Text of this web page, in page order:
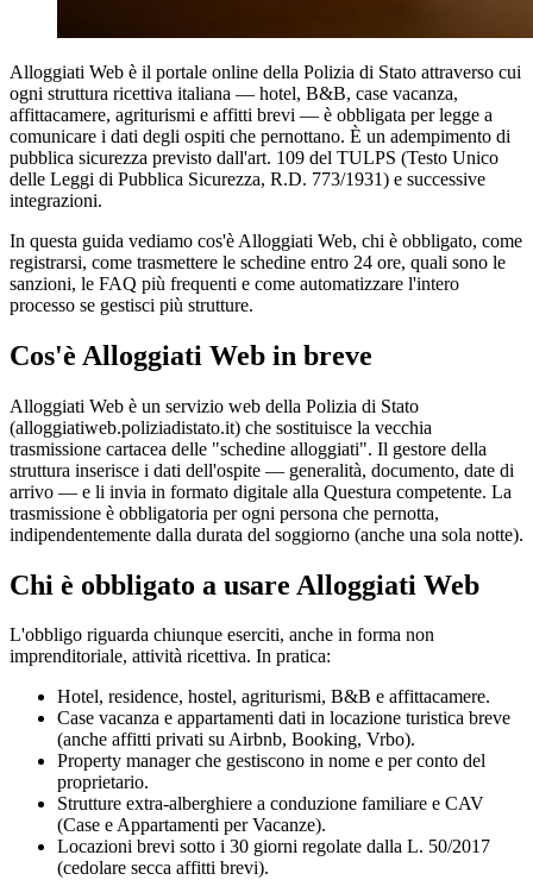
Alloggiati Web è il portale online della Polizia di Stato attraverso cui
ogni struttura ricettiva italiana — hotel, B&B, case vacanza,
affittacamere, agriturismi e affitti brevi — è obbligata per legge a
comunicare i dati degli ospiti che pernottano. È un adempimento di
pubblica sicurezza previsto dall'art. 109 del TULPS (Testo Unico
delle Leggi di Pubblica Sicurezza, R.D. 773/1931) e successive
integrazioni.
In questa guida vediamo cos'è Alloggiati Web, chi è obbligato, come
registrarsi, come trasmettere le schedine entro 24 ore, quali sono le
sanzioni, le FAQ più frequenti e come automatizzare l'intero
processo se gestisci più strutture.
Cos'è Alloggiati Web in breve
Alloggiati Web è un servizio web della Polizia di Stato
(alloggiatiweb.poliziadistato.it) che sostituisce la vecchia
trasmissione cartacea delle "schedine alloggiati". Il gestore della
struttura inserisce i dati dell'ospite — generalità, documento, date di
arrivo — e li invia in formato digitale alla Questura competente. La
trasmissione è obbligatoria per ogni persona che pernotta,
indipendentemente dalla durata del soggiorno (anche una sola notte).
Chi è obbligato a usare Alloggiati Web
L'obbligo riguarda chiunque eserciti, anche in forma non
imprenditoriale, attività ricettiva. In pratica:
Hotel, residence, hostel, agriturismi, B&B e affittacamere.
Case vacanza e appartamenti dati in locazione turistica breve
(anche affitti privati su Airbnb, Booking, Vrbo).
Property manager che gestiscono in nome e per conto del
proprietario.
Strutture extra-alberghiere a conduzione familiare e CAV
(Case e Appartamenti per Vacanze).
Locazioni brevi sotto i 30 giorni regolate dalla L. 50/2017
(cedolare secca affitti brevi).